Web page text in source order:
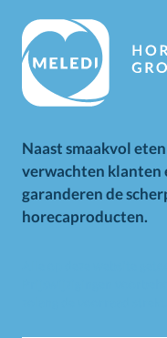
Naast smaakvol
verwachten klanten
garanderen de
horecaproducten.